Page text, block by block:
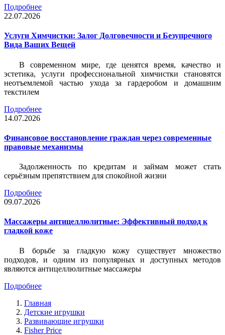
Подробнее
22.07.2026
Услуги Химчистки: Залог Долговечности и Безупречного
Вида Ваших Вещей
В современном мире, где ценятся время, качество и
эстетика, услуги профессиональной химчистки становятся
неотъемлемой частью ухода за гардеробом и домашним
текстилем
Подробнее
14.07.2026
Финансовое восстановление граждан через современные
правовые механизмы
Задолженность по кредитам и займам может стать
серьёзным препятствием для спокойной жизни
Подробнее
09.07.2026
Массажеры антицеллюлитные: Эффективный подход к
гладкой коже
В борьбе за гладкую кожу существует множество
подходов, и одним из популярных и доступных методов
являются антицеллюлитные массажеры
Подробнее
Главная
Детские игрушки
Развивающие игрушки
Fisher Price